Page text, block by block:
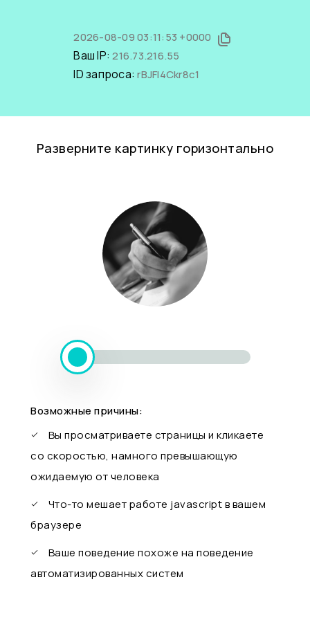
2026-08-09 03:11:53 +0000
Ваш IP:216.73.216.55
ID запроса:rBJFI4Ckr8c1
Разверните картинку горизонтально
Возможные причины:
Вы просматриваете страницы и кликаете
со скоростью, намного превышающую
ожидаемую от человека
Что-то мешает работе javascript в вашем
браузере
Ваше поведение похоже на поведение
автоматизированных систем